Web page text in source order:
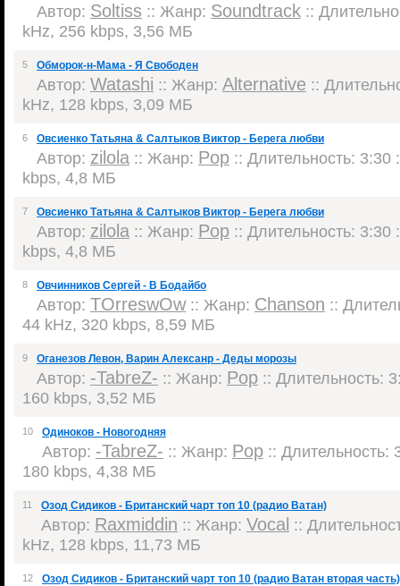
Автор: Soltiss :: Жанр: Soundtrack ::
kHz, 256 kbps, 3,56 МБ
5 Обморок-н-Мама - Я Свободен
Автор: Watashi :: Жанр: Alternative ::
kHz, 128 kbps, 3,09 МБ
6 Овсиенко Татьяна & Салтыков Виктор - Берега любви
Автор: zilola :: Жанр: Pop :: Длительность: 3:30
kbps, 4,8 МБ
7 Овсиенко Татьяна & Салтыков Виктор - Берега любви
Автор: zilola :: Жанр: Pop :: Длительность: 3:30
kbps, 4,8 МБ
8 Овчинников Сергей - В Бодайбо
Автор: TOrreswOw:: Жанр: Chanson ::
44 kHz, 320 kbps, 8,59 МБ
9 Оганезов Левон, Варин Алексанр - Деды морозы
Автор: -TabreZ- :: Жанр: Pop :: Длительность:
160 kbps, 3,52 МБ
10 Одиноков - Новогодняя
Автор: -TabreZ- :: Жанр: Pop :: Длительность:
180 kbps, 4,38 МБ
11 Озод Сидиков - Британский чарт топ 10 (радио Ватан)
Автор: Raxmiddin :: Жанр: Vocal ::
kHz, 128 kbps, 11,73 МБ
12 Озод Сидиков - Британский чарт топ 10 (радио Ватан вторая часть)